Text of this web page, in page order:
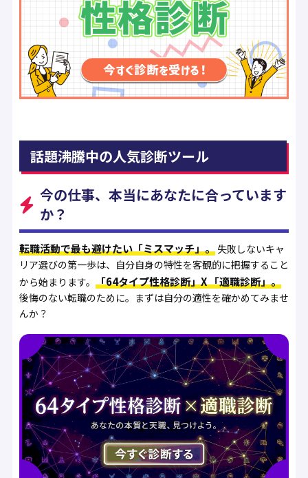
話題沸騰中の人気診断ツール
今の仕事、本当にあなたに合っています
か？
転職活動で最も避けたい「ミスマッチ」。失敗しないキャ
リア選びの第一歩は、自分自身の特性を客観的に把握すること
から始まります。 「64タイプ性格診断」X 「適職診断」。
後悔のない転職のために。まずは自分の適性を確かめてみませ
んか？